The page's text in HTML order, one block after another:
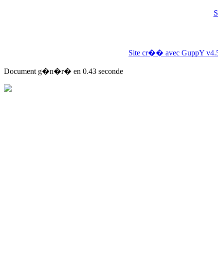
Site cr�� avec GuppY
Document g�n�r� en 0.43 seconde